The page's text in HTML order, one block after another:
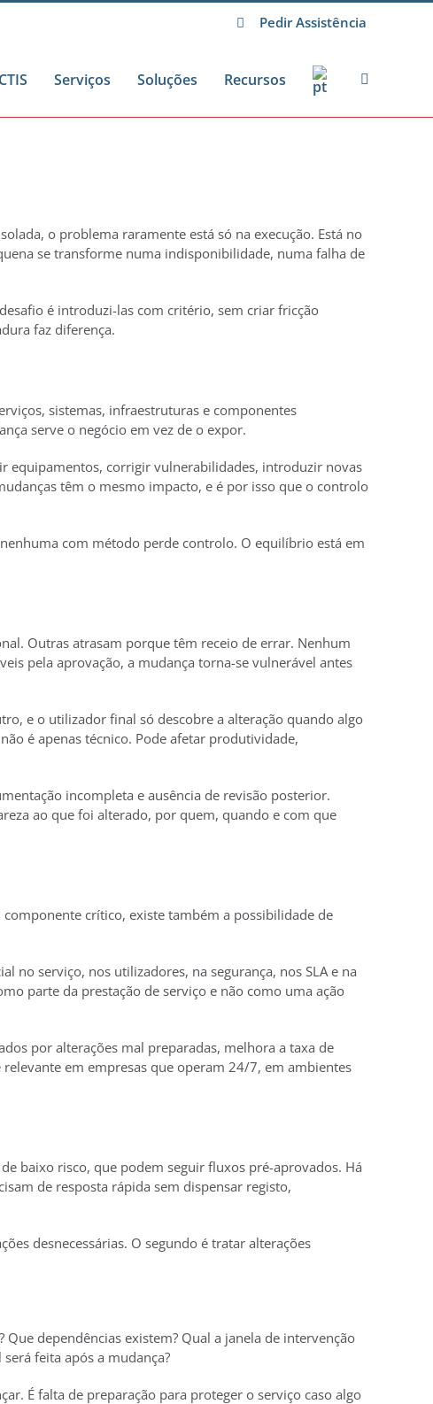
Pedir Assistência
Serviços Soluções Recursos
o problema raramente está só na execução. Está no
se transforme numa indisponibilidade, numa falha de
é introduzi-las com critério, sem criar fricção
faz diferença.
sistemas, infraestruturas e componentes
serve o negócio em vez de o expor.
equipamentos, corrigir vulnerabilidades, introduzir novas
têm o mesmo impacto, e é por isso que o controlo
com método perde controlo. O equilíbrio está em
Outras atrasam porque têm receio de errar. Nenhum
pela aprovação, a mudança torna-se vulnerável antes
e o utilizador final só descobre a alteração quando algo
é apenas técnico. Pode afetar produtividade,
incompleta e ausência de revisão posterior.
ao que foi alterado, por quem, quando e com que
crítico, existe também a possibilidade de
no serviço, nos utilizadores, na segurança, nos SLA e na
parte da prestação de serviço e não como uma ação
por alterações mal preparadas, melhora a taxa de
em empresas que operam 24/7, em ambientes
baixo risco, que podem seguir fluxos pré-aprovados. Há
de resposta rápida sem dispensar registo,
desnecessárias. O segundo é tratar alterações
dependências existem? Qual a janela de intervenção
feita após a mudança?
É falta de preparação para proteger o serviço caso algo